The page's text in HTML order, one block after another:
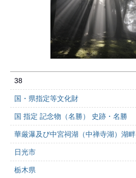
38
国・県指定等文化財
国 指定 記念物（名勝） 史跡・名勝
華厳瀑及び中宮祠湖（中禅寺湖）湖畔
日光市
栃木県